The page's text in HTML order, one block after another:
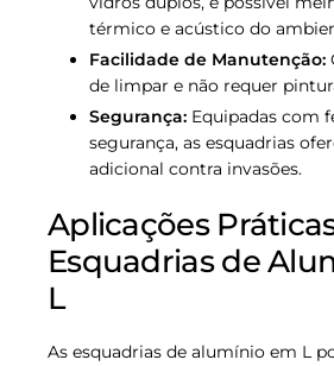
térmico e acústico do
Facilidade de Manutenção:
de limpar e não requer
Segurança: Equipadas com
segurança, as esquadrias
adicional contra invasões.
Aplicações
Esquadrias de
L
As esquadrias de alumínio em L